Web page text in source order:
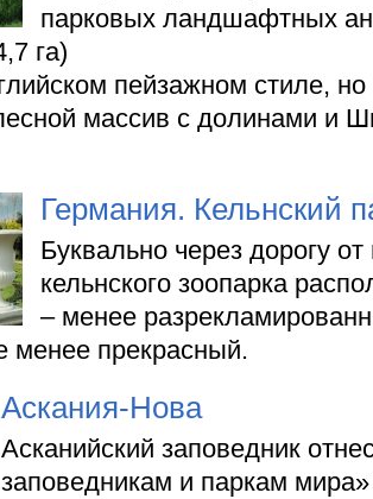
парковых ландшафтных
га)
пейзажном стиле,
массив с долинами и
Германия. Кельнский
Буквально через дорогу
кельнского зоопарка
– менее
менее прекрасный.
Аскания-Нова
Асканийский заповедник
заповедникам и паркам